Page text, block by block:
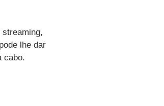
lhe dar
cabo.